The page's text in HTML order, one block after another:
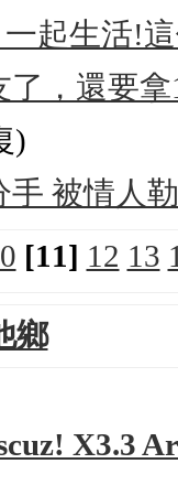
起生活!
，還要
)
被情人
[11] 12 13
鄉
X3.3